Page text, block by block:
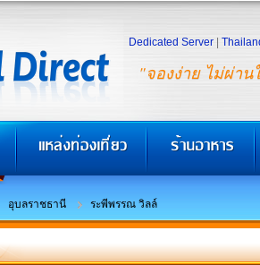
"จองง่าย ไม่ผ่าน
Dedicated Server
อุบลราชธานี ระพีพรรณ วิลล์